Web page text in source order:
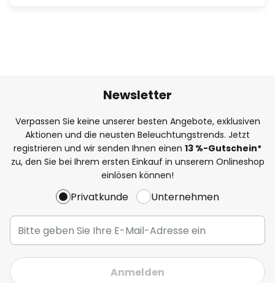
Newsletter
Verpassen Sie keine unserer besten Angebote, exklusiven
Aktionen und die neusten Beleuchtungstrends. Jetzt
registrieren und wir senden Ihnen einen 13 %-Gutschein*
zu, den Sie bei Ihrem ersten Einkauf in unserem Onlineshop
einlösen können!
Privatkunde Unternehmen
Anmelden